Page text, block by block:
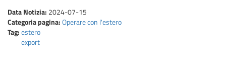
Data Notizia: 2024-07-15
Categoria pagina:Operare con l'estero
Tag:estero
export